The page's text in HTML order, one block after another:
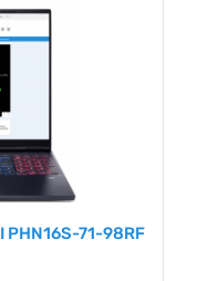
PHN16S-71-98RF